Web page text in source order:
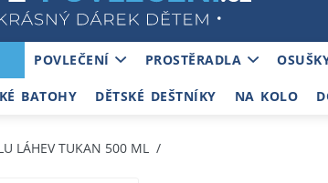
POVLEČENÍ PROSTĚRADLA
BATOHY DĚTSKÉ DEŠTNÍKY NA KOLO
LÁHEV TUKAN 500 ML